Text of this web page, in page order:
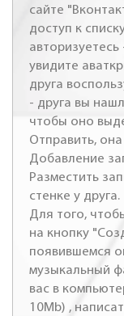
сайте
доступ к
увидите
друга
- друга вы
чтобы оно
Отправить,
Добавление
Разместить
стенке у друга.
Для того,
на кнопку
появившемся
музыкальный
вас в
10Mb) ,